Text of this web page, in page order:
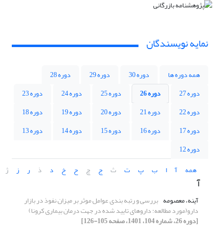
نمایه نویسندگان
همه دوره ها دوره 30 دوره 29
دوره 28
دوره 27
دوره 26 دوره 25 دوره 24
دوره 23
دوره 22
دوره 21 دوره 20 دوره 19
دوره 18
دوره 17
دوره 16 دوره 15 دوره 14
دوره 13
دوره 12
همه
آ ا ب پ ت ث ج چ ح خ د ذ ر ز ژ
آ
آینه، معصومه بررسی و رتبه بندی عوامل موثر بر میزان نفوذ در بازار
دارو(مورد مطالعه: داروهای تایید شده در جهت درمان بیماری کرونا)
[دوره 26، شماره 104، 1401، صفحه 105-126]